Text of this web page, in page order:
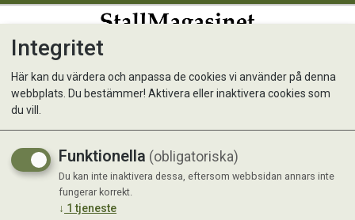
2GO Rapid Shine Svart
Putssvamp
Integritet
Här kan du värdera och anpassa de cookies vi använder på denna
webbplats. Du bestämmer! Aktivera eller inaktivera cookies som
du vill.
Funktionella (obligatoriska)
Du kan inte inaktivera dessa, eftersom webbsidan annars inte
fungerar korrekt.
↓ 1 tjeneste